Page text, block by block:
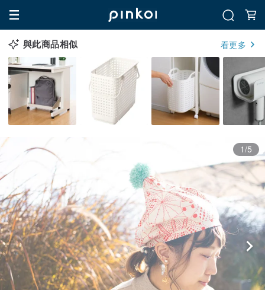
與此商品相似 看更多
1/5